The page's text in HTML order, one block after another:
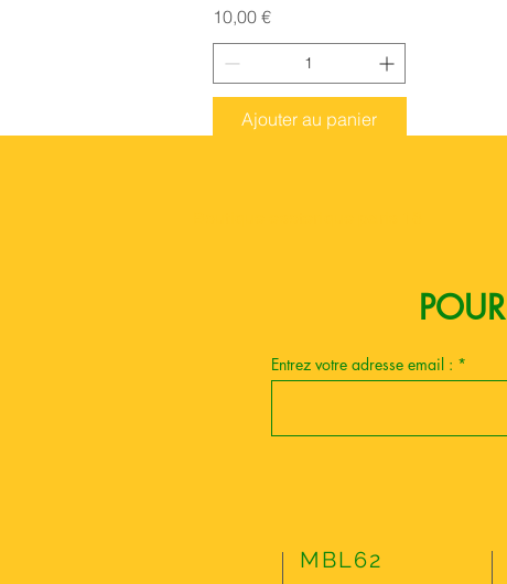
Prix
10,00 €
Ajouter au panier
Entrez votre adresse email :
MBL62